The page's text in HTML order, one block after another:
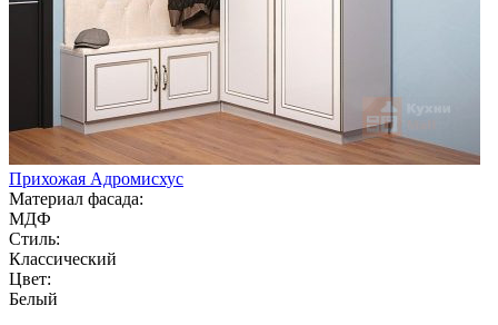
Прихожая Адромисхус
Материал фасада:
МДФ
Стиль:
Классический
Цвет:
Белый